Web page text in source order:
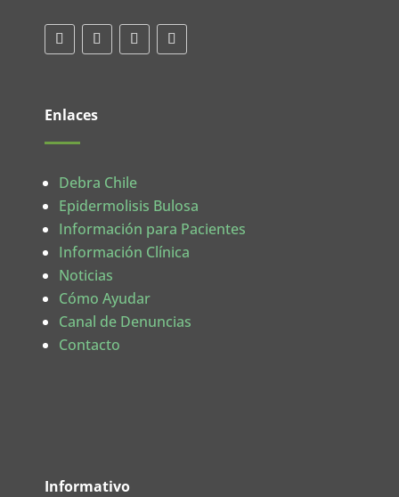
Enlaces
Debra Chile
Epidermolisis Bulosa
Información para Pacientes
Información Clínica
Noticias
Cómo Ayudar
Canal de Denuncias
Contacto
Informativo